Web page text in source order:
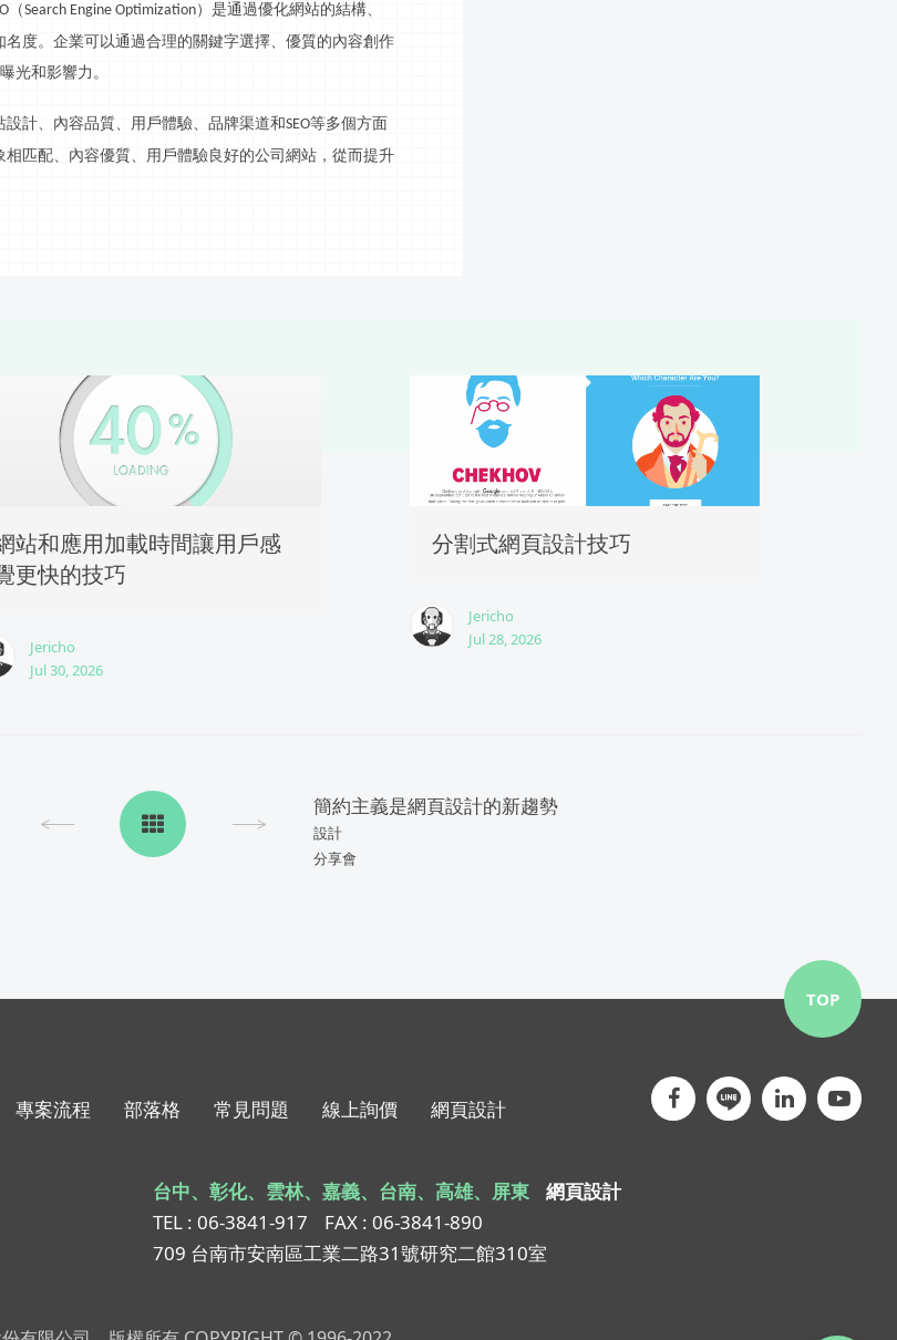
（Search Engine Optimization）是通過優化網站的結構、
度。企業可以通過合理的關鍵字選擇、優質的內容創作
光和影響力。
設計、內容品質、用戶體驗、品牌渠道和SEO等多個方面
匹配、內容優質、用戶體驗良好的公司網站，從而提升
站和應用加載時間讓用戶感
更快的技巧
Jericho
Jul 30, 2026
分割式網頁設計技巧
Jericho
Jul 28, 2026
簡約主義是網頁設計的新趨勢
設計
分享會
專案流程 部落格 常見問題 線上詢價 網頁設計
台中、彰化、雲林、嘉義、台南、高雄、屏東
網頁設計
TEL : 06-3841-917
FAX : 06-3841-890
709 台南市安南區工業二路31號研究二館310室
TOP